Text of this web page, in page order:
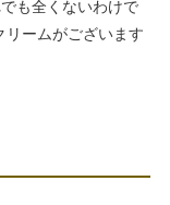
も全くないわけで
リームがございます